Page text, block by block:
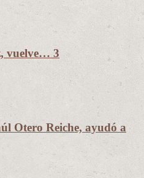
vuelve… 3
Otero Reiche, ayudó a